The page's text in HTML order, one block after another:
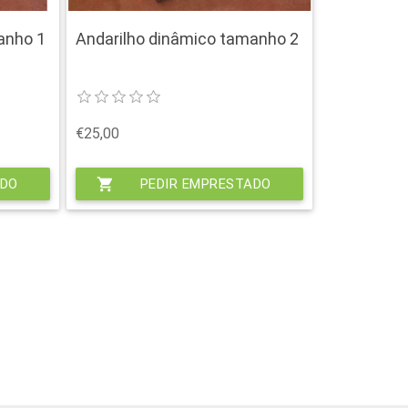
1 Andarilho dinâmico tamanho 2
€25,00
shopping_cart PEDIR EMPRESTADO